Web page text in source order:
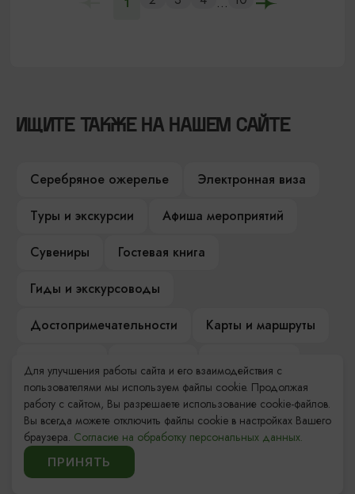
ИЩИТЕ ТАКЖЕ НА НАШЕМ САЙТЕ
Серебряное ожерелье
Электронная виза
Туры и экскурсии
Афиша мероприятий
Сувениры
Гостевая книга
Гиды и экскурсоводы
Достопримечательности
Карты и маршруты
Компас Балтийской кухни
Настоящий Калининградец
Музеи
Для улучшения работы сайта и его взаимодействия с
пользователями мы используем файлы cookie. Продолжая
работу с сайтом, Вы разрешаете использование cookie-файлов.
Вы всегда можете отключить файлы cookie в настройках Вашего
браузера. Согласие на обработку персональных данных.
ПРИНЯТЬ